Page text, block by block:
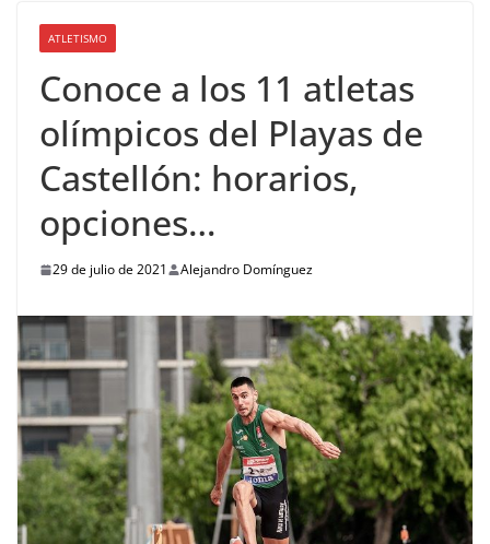
ATLETISMO
Conoce a los 11 atletas
olímpicos del Playas de
Castellón: horarios,
opciones…
29 de julio de 2021 Alejandro Domínguez